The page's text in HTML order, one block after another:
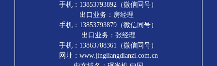
手机：13853793892（微信同号）
出口业务：房经理
手机：13853793879（微信同号）
出口业务：张经理
手机：13863788361（微信同号）
网址：www.jingliangdianzi.com.cn